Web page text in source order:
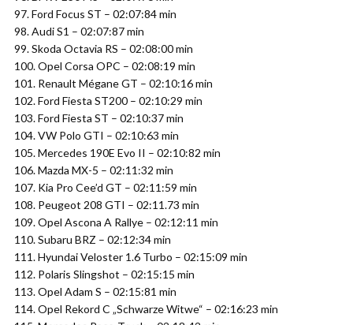
97. Ford Focus ST – 02:07:84 min
98. Audi S1 – 02:07:87 min
99. Skoda Octavia RS – 02:08:00 min
100. Opel Corsa OPC – 02:08:19 min
101. Renault Mégane GT – 02:10:16 min
102. Ford Fiesta ST200 – 02:10:29 min
103. Ford Fiesta ST – 02:10:37 min
104. VW Polo GTI – 02:10:63 min
105. Mercedes 190E Evo II – 02:10:82 min
106. Mazda MX-5 – 02:11:32 min
107. Kia Pro Cee’d GT – 02:11:59 min
108. Peugeot 208 GTI – 02:11.73 min
109. Opel Ascona A Rallye – 02:12:11 min
110. Subaru BRZ – 02:12:34 min
111. Hyundai Veloster 1.6 Turbo – 02:15:09 min
112. Polaris Slingshot – 02:15:15 min
113. Opel Adam S – 02:15:81 min
114. Opel Rekord C „Schwarze Witwe“ – 02:16:23 min